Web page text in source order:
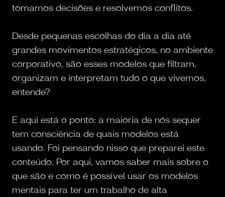
tomamos decisões e resolvemos conflitos.
Desde pequenas escolhas do dia a dia até
grandes movimentos estratégicos, no ambiente
corporativo, são esses modelos que filtram,
organizam e interpretam tudo o que vivemos,
entende?
E aqui está o ponto: a maioria de nós sequer
tem consciência de quais modelos está
usando. Foi pensando nisso que preparei este
conteúdo. Por aqui, vamos saber mais sobre o
que são e como é possível usar os modelos
mentais para ter um trabalho de alta